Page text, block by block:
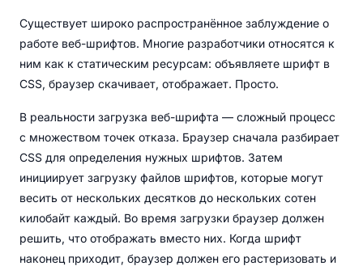
Существует широко распространённое заблуждение о
работе веб-шрифтов. Многие разработчики относятся к
ним как к статическим ресурсам: объявляете шрифт в
CSS, браузер скачивает, отображает. Просто.
В реальности загрузка веб-шрифта — сложный процесс
с множеством точек отказа. Браузер сначала разбирает
CSS для определения нужных шрифтов. Затем
инициирует загрузку файлов шрифтов, которые могут
весить от нескольких десятков до нескольких сотен
килобайт каждый. Во время загрузки браузер должен
решить, что отображать вместо них. Когда шрифт
наконец приходит, браузер должен его растеризовать и